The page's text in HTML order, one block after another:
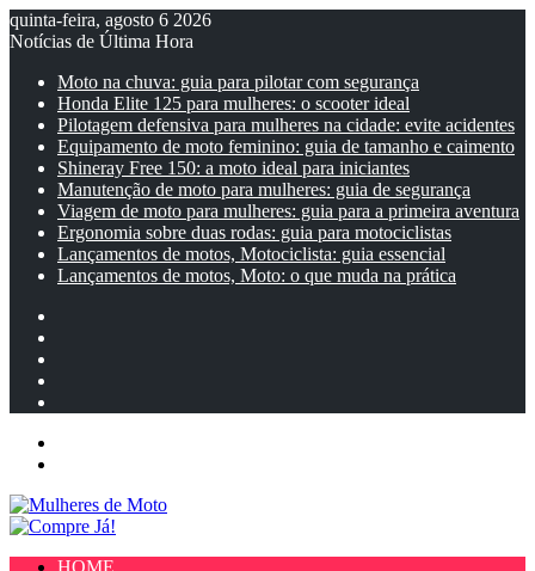
quinta-feira, agosto 6 2026
Notícias de Última Hora
Moto na chuva: guia para pilotar com segurança
Honda Elite 125 para mulheres: o scooter ideal
Pilotagem defensiva para mulheres na cidade: evite acidentes
Equipamento de moto feminino: guia de tamanho e caimento
Shineray Free 150: a moto ideal para iniciantes
Manutenção de moto para mulheres: guia de segurança
Viagem de moto para mulheres: guia para a primeira aventura
Ergonomia sobre duas rodas: guia para motociclistas
Lançamentos de motos, Motociclista: guia essencial
Lançamentos de motos, Moto: o que muda na prática
HOME